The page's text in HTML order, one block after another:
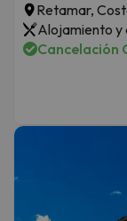
Retamar,
Alojamiento y
Cancelación